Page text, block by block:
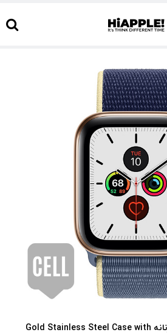
سری 5 استیل سلولار زنانه Gold Stainless Steel Case with